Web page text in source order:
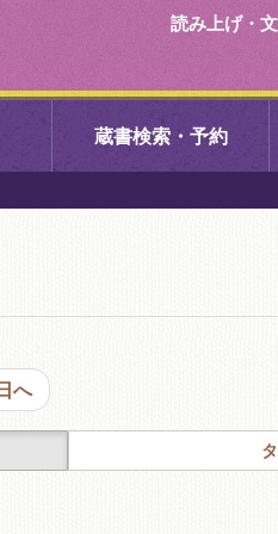
読み上げ・
蔵書検索・予約
右京中央図書館
ター図
へ